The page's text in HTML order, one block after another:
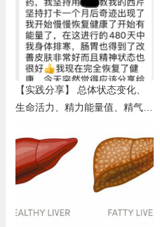
【实践分享】 总体状态变化、
生命活力、精力能量值、精气
（三）